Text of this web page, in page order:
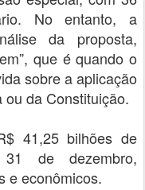
No entanto, a
da proposta,
que é quando o
sobre a aplicação
da Constituição.
41,25 bilhões de
31 de dezembro,
e econômicos.